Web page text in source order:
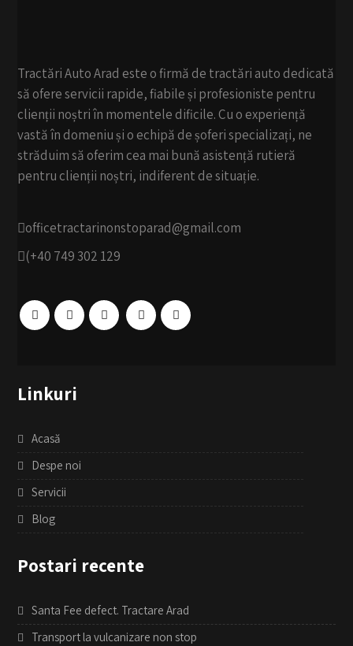
Tractări Auto Arad este o firmă de tractări auto dedicată
să ofere servicii rapide, fiabile și profesioniste pentru
clienții noștri în momentele dificile. Cu o experiență
vastă în domeniu și o echipă de șoferi specializați, ne
străduim să oferim cea mai bună asistență rutieră
pentru clienții noștri, indiferent de situație.
officetractarinonstoparad@gmail.com
(+40 749 302 129
Linkuri
Acasă
Despe noi
Servicii
Blog
Postari recente
Santa Fee defect. Tractare Arad
Transport la vulcanizare non stop